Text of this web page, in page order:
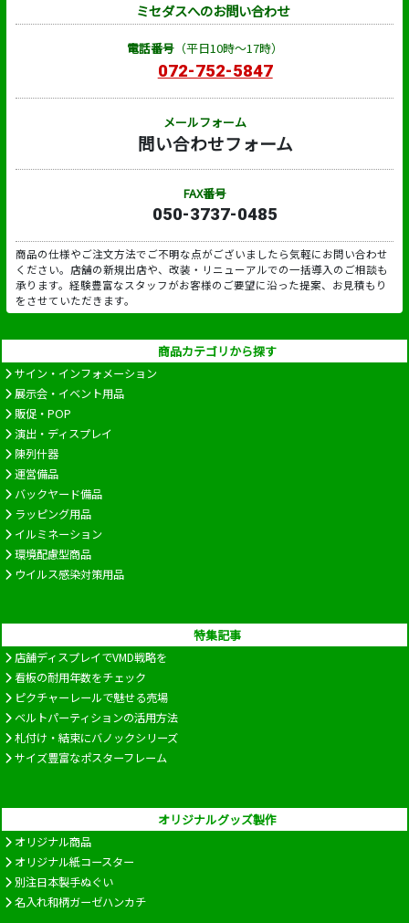
ミセダスへのお問い合わせ
電話番号（平日10時～17時）
072-752-5847
メールフォーム
問い合わせフォーム
FAX番号
050-3737-0485
商品の仕様やご注文方法でご不明な点がございましたら気軽にお問い合わせ
ください。店舗の新規出店や、改装・リニューアルでの一括導入のご相談も
承ります。経験豊富なスタッフがお客様のご要望に沿った提案、お見積もり
をさせていただきます。
商品カテゴリから探す
サイン・インフォメーション
展示会・イベント用品
販促・POP
演出・ディスプレイ
陳列什器
運営備品
バックヤード備品
ラッピング用品
イルミネーション
環境配慮型商品
ウイルス感染対策用品
特集記事
店舗ディスプレイでVMD戦略を
看板の耐用年数をチェック
ピクチャーレールで魅せる売場
ベルトパーティションの活用方法
札付け・結束にバノックシリーズ
サイズ豊富なポスターフレーム
オリジナルグッズ製作
オリジナル商品
オリジナル紙コースター
別注日本製手ぬぐい
名入れ和柄ガーゼハンカチ